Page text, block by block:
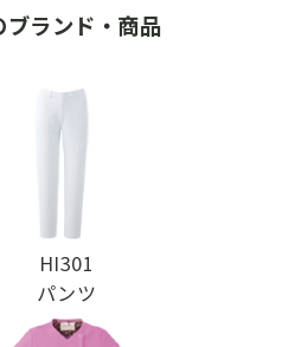
ランド・商品
HI301
パンツ